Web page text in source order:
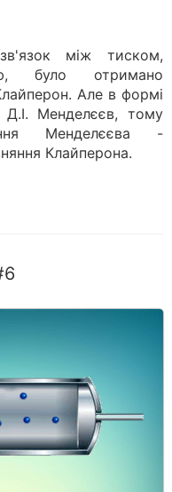
між тиском,
було отримано
Але в формі
Менделєєв, тому
Менделєєва -
Клайперона.